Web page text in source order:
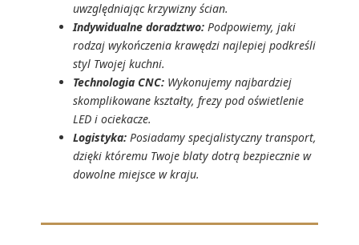
uwzględniając krzywizny ścian.
Indywidualne doradztwo: Podpowiemy, jaki
rodzaj wykończenia krawędzi najlepiej podkreśli
styl Twojej kuchni.
Technologia CNC: Wykonujemy najbardziej
skomplikowane kształty, frezy pod oświetlenie
LED i ociekacze.
Logistyka: Posiadamy specjalistyczny transport,
dzięki któremu Twoje blaty dotrą bezpiecznie w
dowolne miejsce w kraju.